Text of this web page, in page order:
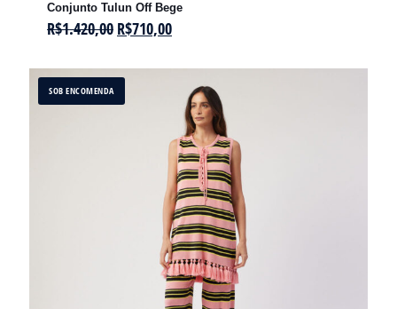
Conjunto Tulun Off Bege
R$1.420,00 R$710,00
SOB ENCOMENDA